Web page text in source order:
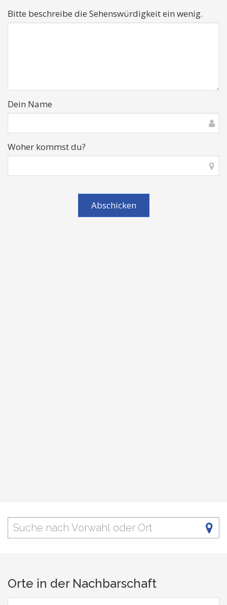
Bitte beschreibe die Sehenswürdigkeit ein wenig.
Dein Name
Woher kommst du?
Orte in der Nachbarschaft